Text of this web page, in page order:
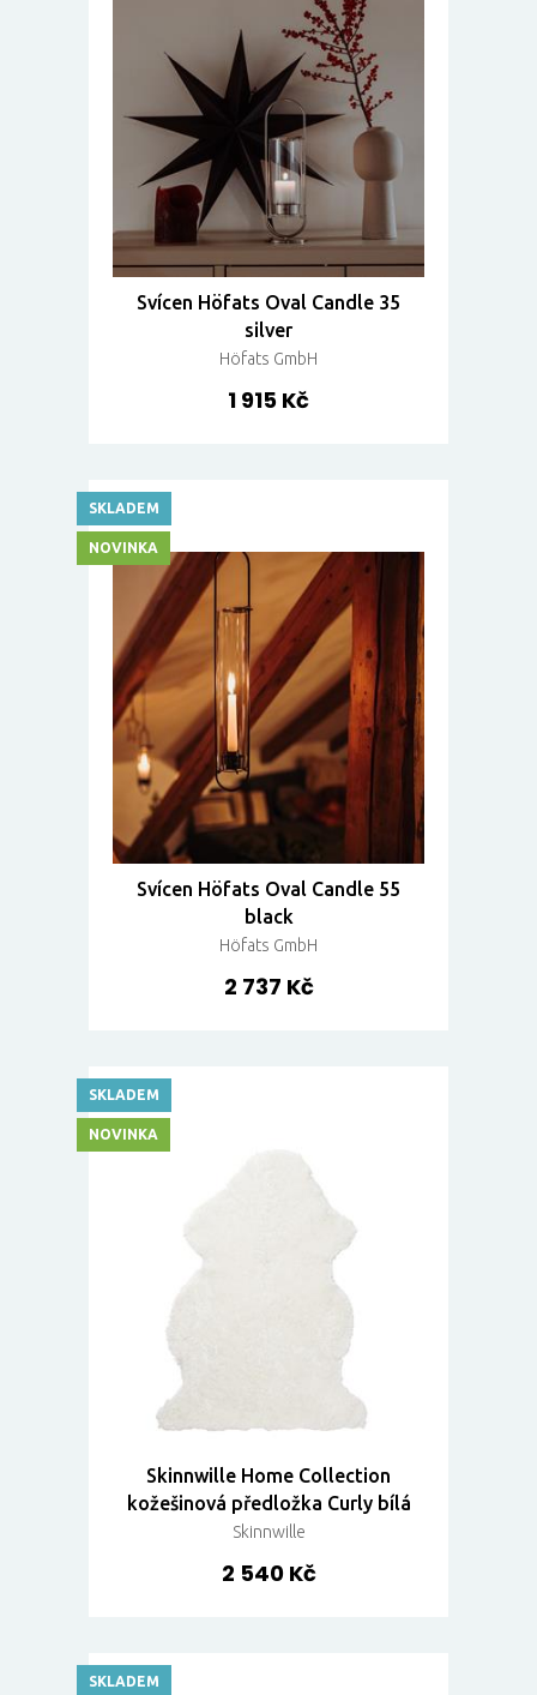
Svícen Höfats Oval Candle 35
silver
Höfats GmbH
1 915 Kč
Svícen Höfats Oval Candle 55
black
Höfats GmbH
2 737 Kč
SKLADEM
NOVINKA
Skinnwille Home Collection
kožešinová předložka Curly bílá
Skinnwille
2 540 Kč
SKLADEM
NOVINKA
SKLADEM